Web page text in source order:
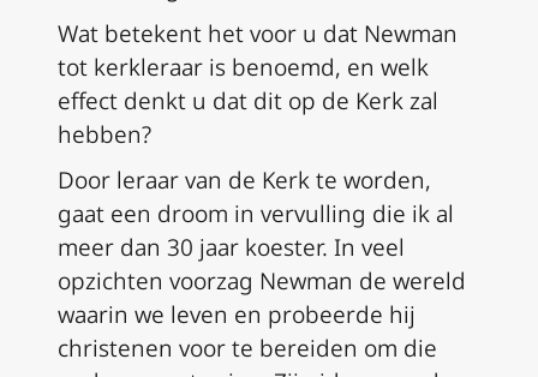
Wat betekent het voor u dat Newman
tot kerkleraar is benoemd, en welk
effect denkt u dat dit op de Kerk zal
hebben?
Door leraar van de Kerk te worden,
gaat een droom in vervulling die ik al
meer dan 30 jaar koester. In veel
opzichten voorzag Newman de wereld
waarin we leven en probeerde hij
christenen voor te bereiden om die